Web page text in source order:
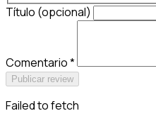
Título (opcional)
Comentario *
Publicar review
Failed to fetch